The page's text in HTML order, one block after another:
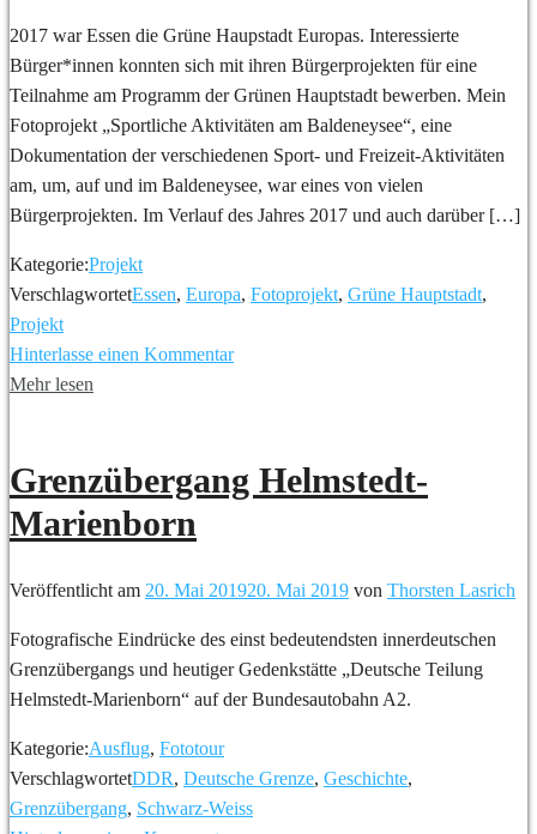
2017 war Essen die Grüne Haupstadt Europas. Interessierte
Bürger*innen konnten sich mit ihren Bürgerprojekten für eine
Teilnahme am Programm der Grünen Hauptstadt bewerben. Mein
Fotoprojekt „Sportliche Aktivitäten am Baldeneysee“, eine
Dokumentation der verschiedenen Sport- und Freizeit-Aktivitäten
am, um, auf und im Baldeneysee, war eines von vielen
Bürgerprojekten. Im Verlauf des Jahres 2017 und auch darüber […]
Kategorie:Projekt
VerschlagwortetEssen, Europa, Fotoprojekt, Grüne Hauptstadt,
Projekt
Hinterlasse einen Kommentar
Mehr lesen
Grenzübergang Helmstedt-
Marienborn
Veröffentlicht am 20. Mai 201920. Mai 2019 von Thorsten Lasrich
Fotografische Eindrücke des einst bedeutendsten innerdeutschen
Grenzübergangs und heutiger Gedenkstätte „Deutsche Teilung
Helmstedt-Marienborn“ auf der Bundesautobahn A2.
Kategorie:Ausflug, Fototour
VerschlagwortetDDR, Deutsche Grenze, Geschichte,
Grenzübergang, Schwarz-Weiss